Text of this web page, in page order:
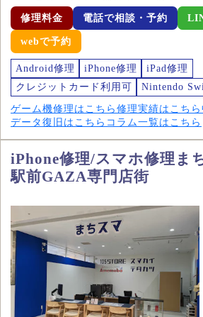
修理料金 電話で相談・予約
webで予約
Android修理 iPhone修理
iPad修理
クレジットカード利用可
Nintendo
ゲーム機修理はこちら 修理実績はこちら
データ復旧はこちら コラム一覧はこちら
iPhone修理/スマホ修理ま
駅前GAZA専門店街